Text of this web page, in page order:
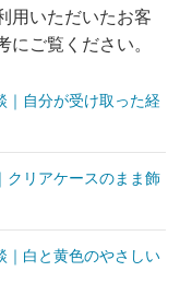
用いただいたお客
ご覧ください。
｜自分が受け取った経
クリアケースのまま飾
｜白と黄色のやさしい